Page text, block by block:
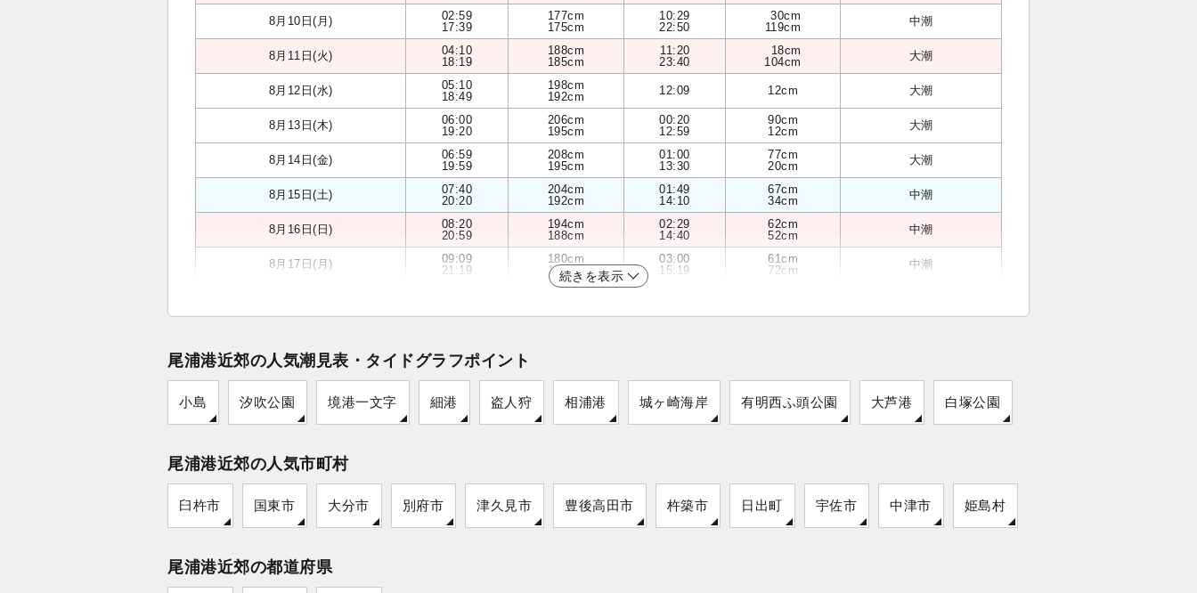
8月10日(月)
02:59
17:39
177cm
175cm
10:29
22:50
30cm
119cm
中潮
8月11日(火)
04:10
18:19
188cm
185cm
11:20
23:40
18cm
104cm
大潮
8月12日(水)
05:10
18:49
198cm
192cm
12:09 12cm 大潮
8月13日(木)
06:00
19:20
206cm
195cm
00:20
12:59
90cm
12cm
大潮
8月14日(金)
06:59
19:59
208cm
195cm
01:00
13:30
77cm
20cm
大潮
8月15日(土)
07:40
20:20
204cm
192cm
01:49
14:10
67cm
34cm
中潮
8月16日(日)
08:20
20:59
194cm
188cm
02:29
14:40
62cm
52cm
中潮
8月17日(月)
09:09
21:19
180cm
182cm
03:00
15:19
61cm
72cm
中潮
続きを表示
尾浦港近郊の人気潮見表・タイドグラフポイント
小島 汐吹公園 境港一文字 細港 盗人狩 相浦港 城ヶ崎海岸 有明西ふ頭公園 大芦港 白塚公園
尾浦港近郊の人気市町村
臼杵市 国東市 大分市 別府市 津久見市 豊後高田市 杵築市 日出町 宇佐市 中津市 姫島村
尾浦港近郊の都道府県